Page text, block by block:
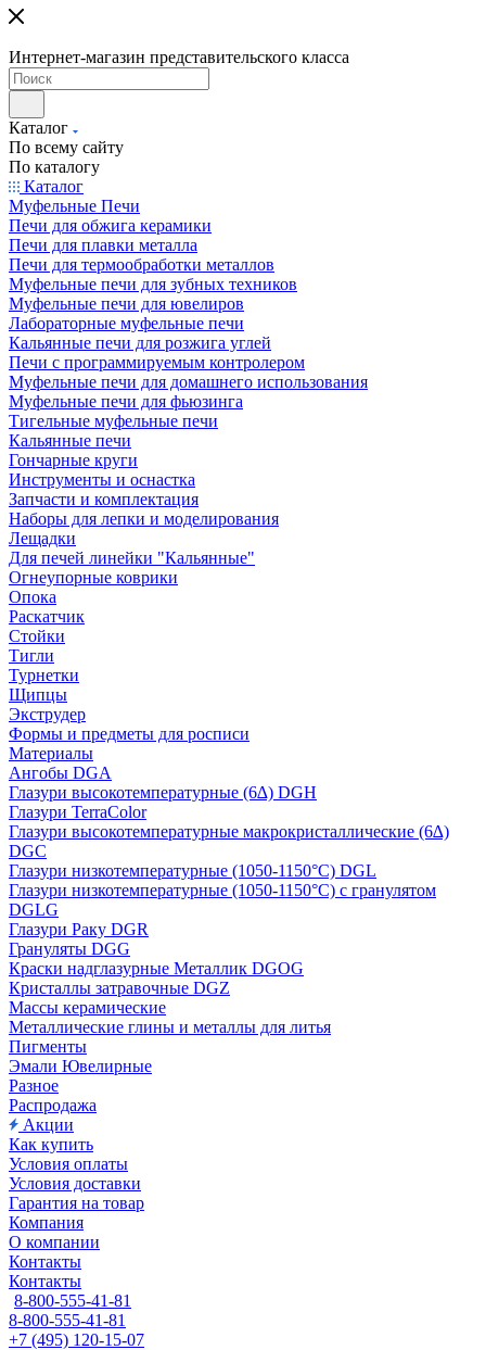
Интернет-магазин представительского класса
Каталог
По всему сайту
По каталогу
Каталог
Муфельные Печи
Печи для обжига керамики
Печи для плавки металла
Печи для термообработки металлов
Муфельные печи для зубных техников
Муфельные печи для ювелиров
Лабораторные муфельные печи
Кальянные печи для розжига углей
Печи с программируемым контролером
Муфельные печи для домашнего использования
Муфельные печи для фьюзинга
Тигельные муфельные печи
Кальянные печи
Гончарные круги
Инструменты и оснастка
Запчасти и комплектация
Наборы для лепки и моделирования
Лещадки
Для печей линейки "Кальянные"
Огнеупорные коврики
Опока
Раскатчик
Стойки
Тигли
Турнетки
Щипцы
Экструдер
Формы и предметы для росписи
Материалы
Ангобы DGA
Глазури высокотемпературные (6∆) DGH
Глазури TerraColor
Глазури высокотемпературные макрокристаллические (6∆)
DGC
Глазури низкотемпературные (1050-1150°С) DGL
Глазури низкотемпературные (1050-1150°С) с гранулятом
DGLG
Глазури Раку DGR
Грануляты DGG
Краски надглазурные Металлик DGOG
Кристаллы затравочные DGZ
Массы керамические
Металлические глины и металлы для литья
Пигменты
Эмали Ювелирные
Разное
Распродажа
Акции
Как купить
Условия оплаты
Условия доставки
Гарантия на товар
Компания
О компании
Контакты
Контакты
8-800-555-41-81
8-800-555-41-81
+7 (495) 120-15-07